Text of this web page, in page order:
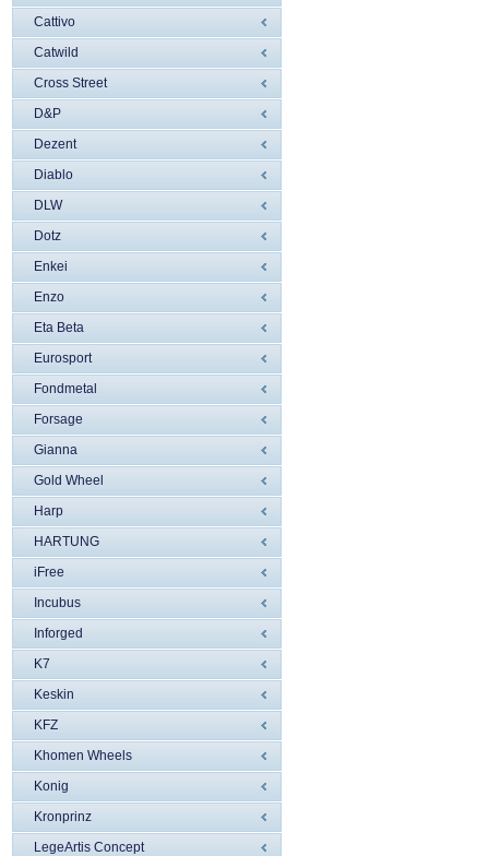
Cattivo
Catwild
Cross Street
D&P
Dezent
Diablo
DLW
Dotz
Enkei
Enzo
Eta Beta
Eurosport
Fondmetal
Forsage
Gianna
Gold Wheel
Harp
HARTUNG
iFree
Incubus
Inforged
K7
Keskin
KFZ
Khomen Wheels
Konig
Kronprinz
LegeArtis Concept